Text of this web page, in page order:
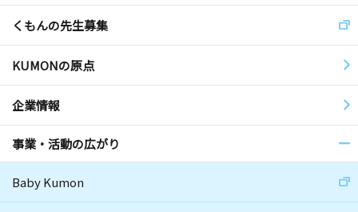
くもんの先生募集
KUMONの原点
企業情報
事業・活動の広がり
Baby Kumon